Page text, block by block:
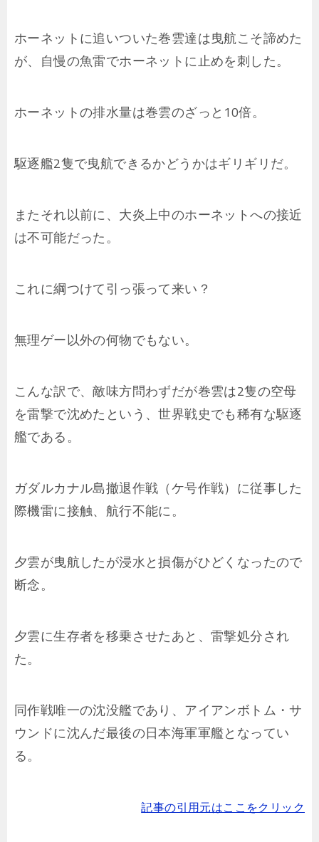
ホーネットに追いついた巻雲達は曳航こそ諦めた
が、自慢の魚雷でホーネットに止めを刺した。
ホーネットの排水量は巻雲のざっと10倍。
駆逐艦2隻で曳航できるかどうかはギリギリだ。
またそれ以前に、大炎上中のホーネットへの接近
は不可能だった。
これに綱つけて引っ張って来い？
無理ゲー以外の何物でもない。
こんな訳で、敵味方問わずだが巻雲は2隻の空母
を雷撃で沈めたという、世界戦史でも稀有な駆逐
艦である。
ガダルカナル島撤退作戦（ケ号作戦）に従事した
際機雷に接触、航行不能に。
夕雲が曳航したが浸水と損傷がひどくなったので
断念。
夕雲に生存者を移乗させたあと、雷撃処分され
た。
同作戦唯一の沈没艦であり、アイアンボトム・サ
ウンドに沈んだ最後の日本海軍軍艦となってい
る。
記事の引用元はここをクリック